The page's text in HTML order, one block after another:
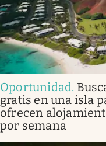
Oportunidad.
gratis en una isla
ofrecen
por semana